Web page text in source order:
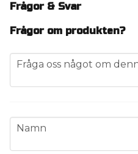
Frågor & Svar
Frågor om produkten?
question
Fråga oss något om
name
Namn